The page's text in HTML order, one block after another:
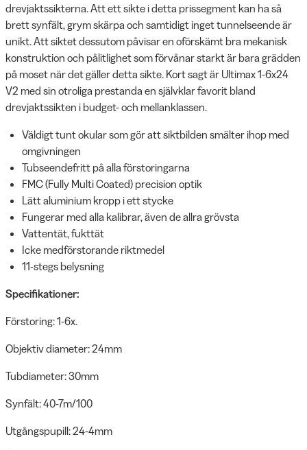
drevjaktssikterna. Att ett sikte i detta prissegment kan ha så
brett synfält, grym skärpa och samtidigt inget tunnelseende är
unikt. Att siktet dessutom påvisar en oförskämt bra mekanisk
konstruktion och pålitlighet som förvånar starkt är bara grädden
på moset när det gäller detta sikte. Kort sagt är Ultimax 1-6x24
V2 med sin otroliga prestanda en självklar favorit bland
drevjaktssikten i budget- och mellanklassen.
Väldigt tunt okular som gör att siktbilden smälter ihop med
omgivningen
Tubseendefritt på alla förstoringarna
FMC (Fully Multi Coated) precision optik
Lätt aluminium kropp i ett stycke
Fungerar med alla kalibrar, även de allra grövsta
Vattentät, fukttät
Icke medförstorande riktmedel
11-stegs belysning
Specifikationer:
Förstoring: 1-6x.
Objektiv diameter: 24mm
Tubdiameter: 30mm
Synfält: 40-7m/100
Utgångspupill: 24-4mm